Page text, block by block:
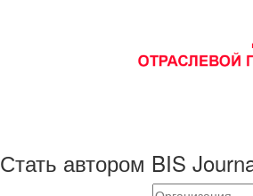
Стать автором BIS